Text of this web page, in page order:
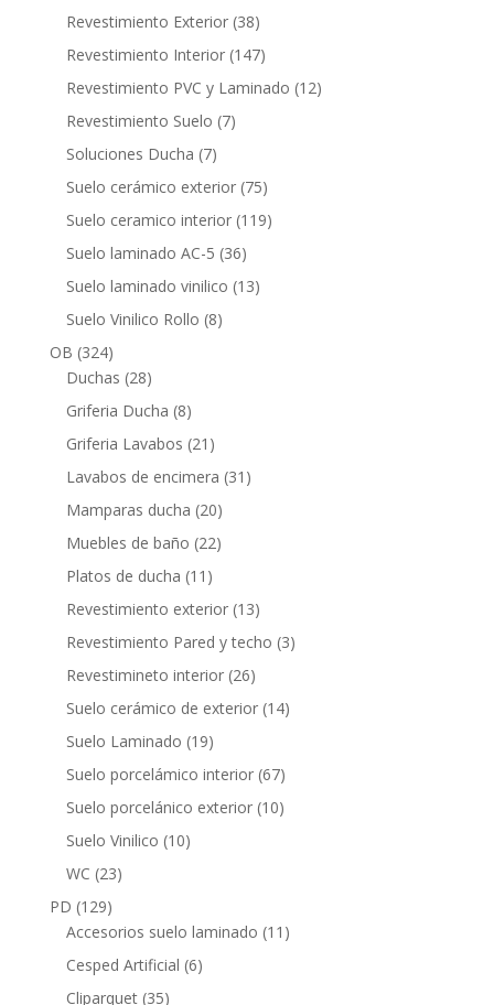
Revestimiento Exterior 3838
productos
Revestimiento Interior 147147
productos
Revestimiento PVC y Laminado 1212
Revestimiento Suelo 77
Soluciones Ducha 77
productos
Suelo cerámico exterior 7575
productos
Suelo ceramico interior 119119
Suelo laminado AC-5 3636
productos
Suelo laminado vinilico 1313
Suelo Vinilico Rollo 88
OB 324324
productos
Duchas 2828
productos
Griferia Ducha 88
productos
Griferia Lavabos 21 21
productos
Lavabos de encimera 31 31
Mamparas ducha 2020
productos
Muebles de baño 2222
Platos de ducha 11 11
productos
Revestimiento exterior 1313
productos
Revestimiento Pared y techo 33
Revestimineto interior 2626
productos
Suelo cerámico de exterior 1414
Suelo Laminado 1919
productos
Suelo porcelámico interior 6767
productos
Suelo porcelánico exterior 1010
Suelo Vinilico 1010
WC 2323
PD 129129
productos
Accesorios suelo laminado 11 11
Cesped Artificial 66
Cliparquet 3535